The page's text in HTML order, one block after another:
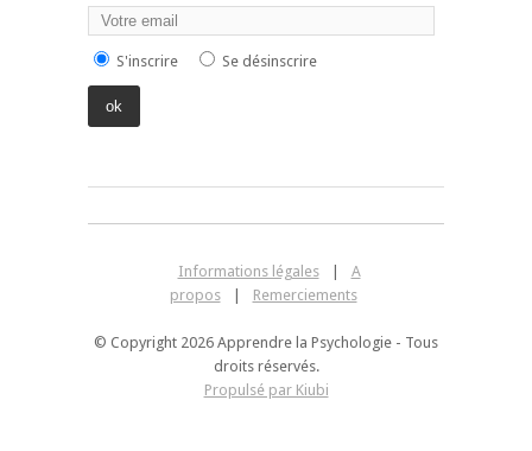
S'inscrire Se désinscrire
Informations légales
A
propos
Remerciements
© Copyright 2026 Apprendre la Psychologie - Tous
droits réservés.
Propulsé par Kiubi